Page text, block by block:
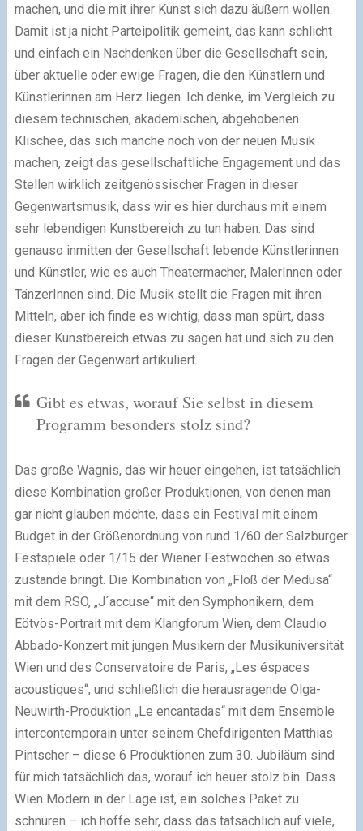
machen, und die mit ihrer Kunst sich dazu äußern wollen.
Damit ist ja nicht Parteipolitik gemeint, das kann schlicht
und einfach ein Nachdenken über die Gesellschaft sein,
über aktuelle oder ewige Fragen, die den Künstlern und
Künstlerinnen am Herz liegen. Ich denke, im Vergleich zu
diesem technischen, akademischen, abgehobenen
Klischee, das sich manche noch von der neuen Musik
machen, zeigt das gesellschaftliche Engagement und das
Stellen wirklich zeitgenössischer Fragen in dieser
Gegenwartsmusik, dass wir es hier durchaus mit einem
sehr lebendigen Kunstbereich zu tun haben. Das sind
genauso inmitten der Gesellschaft lebende Künstlerinnen
und Künstler, wie es auch Theatermacher, MalerInnen oder
TänzerInnen sind. Die Musik stellt die Fragen mit ihren
Mitteln, aber ich finde es wichtig, dass man spürt, dass
dieser Kunstbereich etwas zu sagen hat und sich zu den
Fragen der Gegenwart artikuliert.
Gibt es etwas, worauf Sie selbst in diesem
Programm besonders stolz sind?
Das große Wagnis, das wir heuer eingehen, ist tatsächlich
diese Kombination großer Produktionen, von denen man
gar nicht glauben möchte, dass ein Festival mit einem
Budget in der Größenordnung von rund 1/60 der Salzburger
Festspiele oder 1/15 der Wiener Festwochen so etwas
zustande bringt. Die Kombination von „Floß der Medusa“
mit dem RSO, „J´accuse“ mit den Symphonikern, dem
Eötvös-Portrait mit dem Klangforum Wien, dem Claudio
Abbado-Konzert mit jungen Musikern der Musikuniversität
Wien und des Conservatoire de Paris, „Les éspaces
acoustiques“, und schließlich die herausragende Olga-
Neuwirth-Produktion „Le encantadas“ mit dem Ensemble
intercontemporain unter seinem Chefdirigenten Matthias
Pintscher – diese 6 Produktionen zum 30. Jubiläum sind
für mich tatsächlich das, worauf ich heuer stolz bin. Dass
Wien Modern in der Lage ist, ein solches Paket zu
schnüren – ich hoffe sehr, dass das tatsächlich auf viele,